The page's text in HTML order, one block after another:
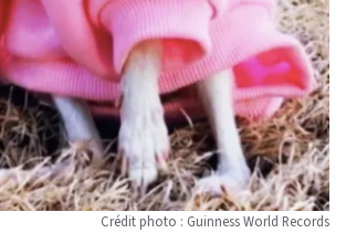
Crédit photo : Guinness World Records